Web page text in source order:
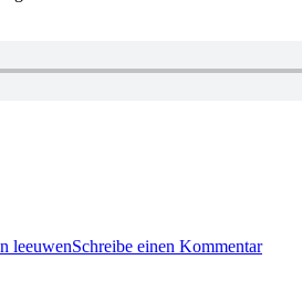
leeuwenSchreibe einen Kommentar618: